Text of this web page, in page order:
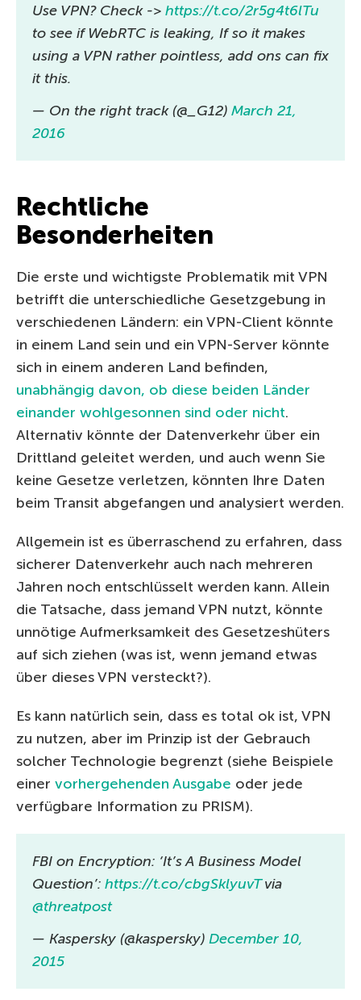
Use VPN? Check -> https://t.co/2r5g4t6lTu
to see if WebRTC is leaking, If so it makes
using a VPN rather pointless, add ons can fix
it this.
— On the right track (@_G12) March 21,
2016
Rechtliche
Besonderheiten
Die erste und wichtigste Problematik mit VPN
betrifft die unterschiedliche Gesetzgebung in
verschiedenen Ländern: ein VPN-Client könnte
in einem Land sein und ein VPN-Server könnte
sich in einem anderen Land befinden,
unabhängig davon, ob diese beiden Länder
einander wohlgesonnen sind oder nicht.
Alternativ könnte der Datenverkehr über ein
Drittland geleitet werden, und auch wenn Sie
keine Gesetze verletzen, könnten Ihre Daten
beim Transit abgefangen und analysiert werden.
Allgemein ist es überraschend zu erfahren, dass
sicherer Datenverkehr auch nach mehreren
Jahren noch entschlüsselt werden kann. Allein
die Tatsache, dass jemand VPN nutzt, könnte
unnötige Aufmerksamkeit des Gesetzeshüters
auf sich ziehen (was ist, wenn jemand etwas
über dieses VPN versteckt?).
Es kann natürlich sein, dass es total ok ist, VPN
zu nutzen, aber im Prinzip ist der Gebrauch
solcher Technologie begrenzt (siehe Beispiele
einer vorhergehenden Ausgabe oder jede
verfügbare Information zu PRISM).
FBI on Encryption: ‘It’s A Business Model
Question’: https://t.co/cbgSklyuvTvia
@threatpost
— Kaspersky (@kaspersky) December 10,
2015